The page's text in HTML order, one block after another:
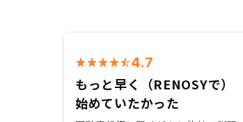
4.7
もっと早く（RENOSYで）
始めていたかった